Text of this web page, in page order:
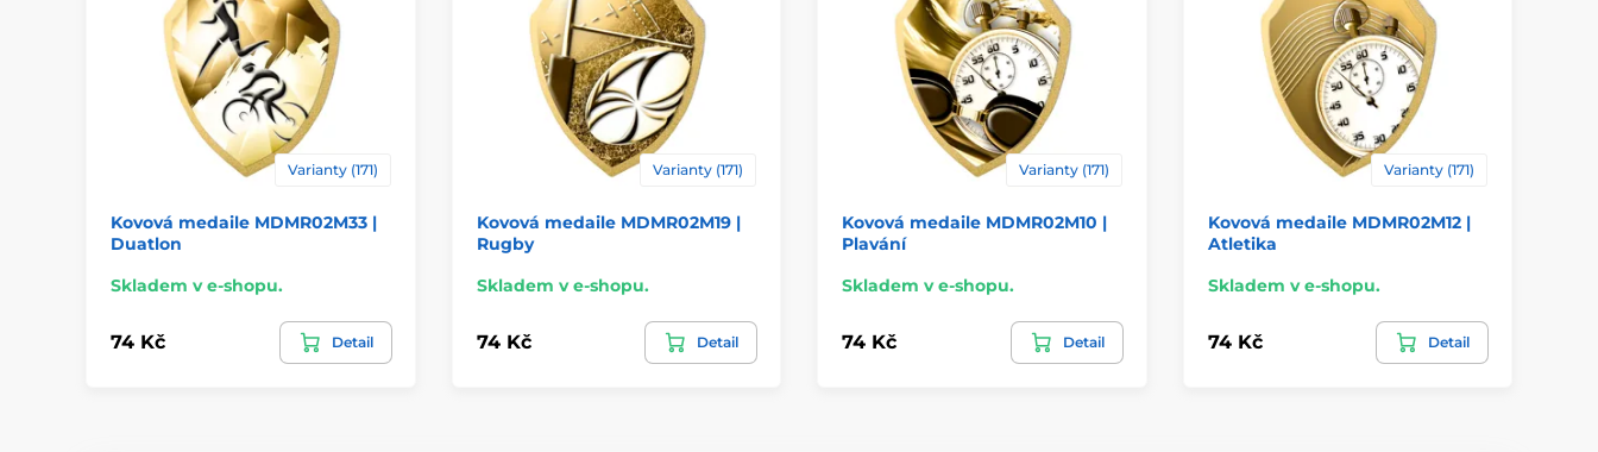
Varianty (171)
Kovová medaile MDMR02M33 |
Duatlon
Skladem v e-shopu.
74 Kč Detail
Varianty (171)
Kovová medaile MDMR02M19 |
Rugby
Skladem v e-shopu.
74 Kč Detail
Varianty (171)
Kovová medaile MDMR02M10 |
Plavání
Skladem v e-shopu.
74 Kč Detail
Varianty (171)
Kovová medaile MDMR02M12 |
Atletika
Skladem v e-shopu.
74 Kč Detail